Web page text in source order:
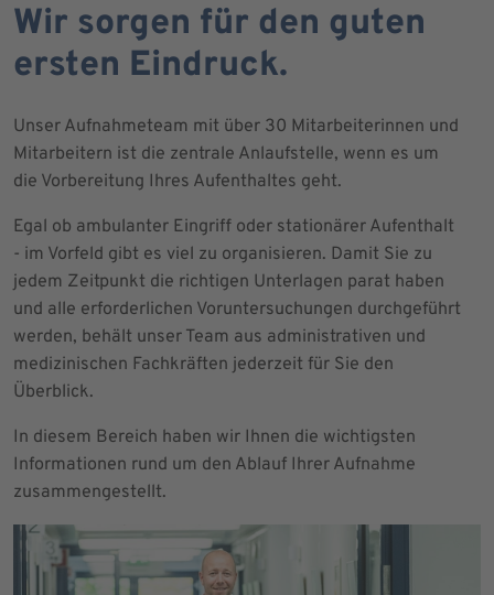
Wir sorgen für den guten
ersten Eindruck.
Unser Aufnahmeteam mit über 30 Mitarbeiterinnen und
Mitarbeitern ist die zentrale Anlaufstelle, wenn es um
die Vorbereitung Ihres Aufenthaltes geht.
Egal ob ambulanter Eingriff oder stationärer Aufenthalt
- im Vorfeld gibt es viel zu organisieren. Damit Sie zu
jedem Zeitpunkt die richtigen Unterlagen parat haben
und alle erforderlichen Voruntersuchungen durchgeführt
werden, behält unser Team aus administrativen und
medizinischen Fachkräften jederzeit für Sie den
Überblick.
In diesem Bereich haben wir Ihnen die wichtigsten
Informationen rund um den Ablauf Ihrer Aufnahme
zusammengestellt.